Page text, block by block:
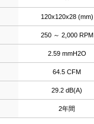
120x120x28 (mm)
250 ～ 2,000 RPM
2.59 mmH2O
64.5 CFM
29.2 dB(A)
2年間